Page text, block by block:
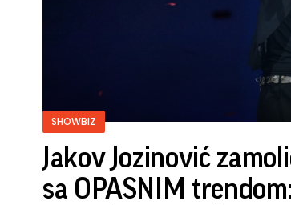
SHOWBIZ
Jakov Jozinović
sa OPASNIM